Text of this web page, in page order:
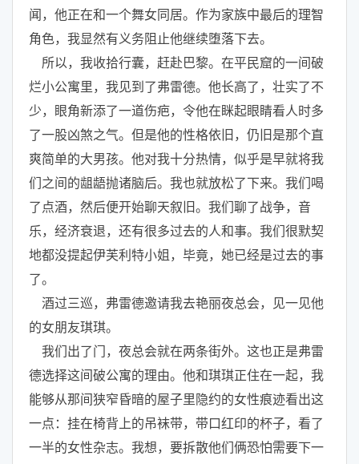
闻，他正在和一个舞女同居。作为家族中最后的理智
角色，我显然有义务阻止他继续堕落下去。
所以，我收拾行囊，赶赴巴黎。在平民窟的一间破
烂小公寓里，我见到了弗雷德。他长高了，壮实了不
少，眼角新添了一道伤疤，令他在眯起眼睛看人时多
了一股凶煞之气。但是他的性格依旧，仍旧是那个直
爽简单的大男孩。他对我十分热情，似乎是早就将我
们之间的龃龉抛诸脑后。我也就放松了下来。我们喝
了点酒，然后便开始聊天叙旧。我们聊了战争，音
乐，经济衰退，还有很多过去的人和事。我们很默契
地都没提起伊芙利特小姐，毕竟，她已经是过去的事
了。
酒过三巡，弗雷德邀请我去艳丽夜总会，见一见他
的女朋友琪琪。
我们出了门，夜总会就在两条街外。这也正是弗雷
德选择这间破公寓的理由。他和琪琪正住在一起，我
能够从那间狭窄昏暗的屋子里隐约的女性痕迹看出这
一点：挂在椅背上的吊袜带，带口红印的杯子，看了
一半的女性杂志。我想，要拆散他们俩恐怕需要下一